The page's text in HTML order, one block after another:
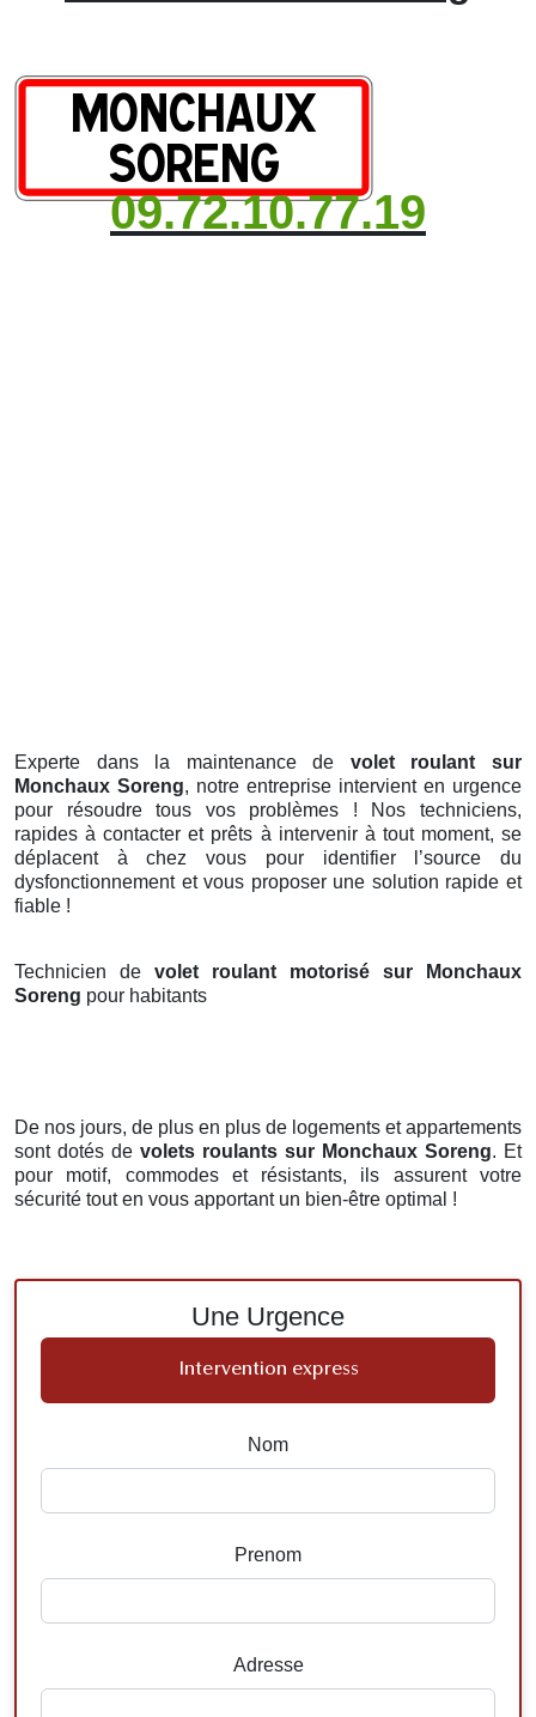
09.72.10.77.19
Experte dans la maintenance de volet roulant sur
Monchaux Soreng, notre entreprise intervient en urgence
pour résoudre tous vos problèmes ! Nos techniciens,
rapides à contacter et prêts à intervenir à tout moment, se
déplacent à chez vous pour identifier l’source du
dysfonctionnement et vous proposer une solution rapide et
fiable !
Technicien de volet roulant motorisé sur Monchaux
Soreng pour habitants
De nos jours, de plus en plus de logements et appartements
sont dotés de volets roulants sur Monchaux Soreng. Et
pour motif, commodes et résistants, ils assurent votre
sécurité tout en vous apportant un bien-être optimal !
Une Urgence
Intervention express
Nom
Prenom
Adresse